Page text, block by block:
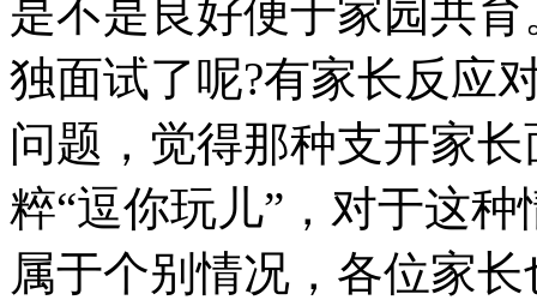
是不是良好便于家园共
独面试了呢?有家长反应
问题，觉得那种支开家
粹“逗你玩儿”，对于这
属于个别情况，各位家